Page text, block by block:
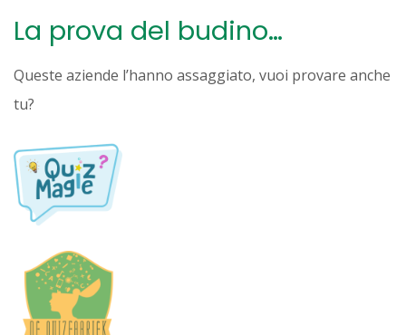
La prova del budino…
Queste aziende l’hanno assaggiato, vuoi provare anche
tu?